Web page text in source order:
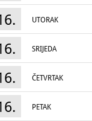
UTORAK
SRIJEDA
ČETVRTAK
PETAK